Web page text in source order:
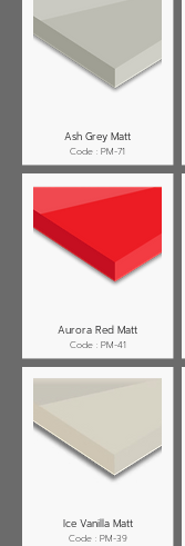
Ash Grey Matt
Code : PM-71
Aurora Red Matt
Code : PM-41
Ice Vanilla Matt
Code : PM-39